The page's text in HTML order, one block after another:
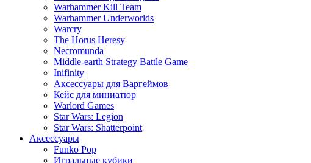
Warhammer Kill Team
Warhammer Underworlds
Warcry
The Horus Heresy
Necromunda
Middle-earth Strategy Battle Game
Inifinity
Аксессуары для Варгеймов
Кейс для миниатюр
Warlord Games
Star Wars: Legion
Star Wars: Shatterpoint
Аксессуары
Funko Pop
Игральные кубики